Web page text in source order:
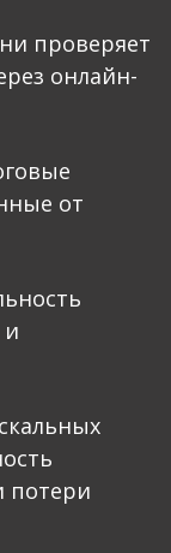
проверяет
онлайн-
от
потери